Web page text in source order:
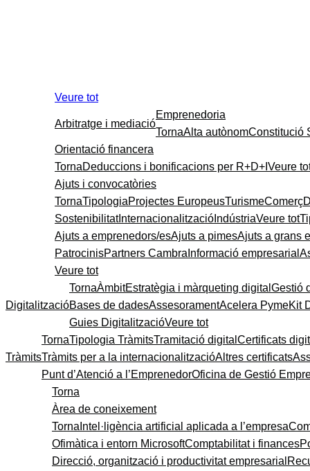
Veure tot
Arbitratge i mediació
Emprenedoria
TornaAlta autònomConstitució
Orientació financera
TornaDeduccions i bonificacions per R+D+I Veure
Ajuts i convocatòries
TornaTipologiaProjectes EuropeusTurismeComerç
SostenibilitatInternacionalització IndústriaVeure tot
Ajuts a emprenedors/esAjuts a pimesAjuts a grans
PatrocinisPartners Cambra Informació empresarial
Veure tot
Digitalització
TornaÀmbitEstratègia i màrqueting digital Gestió
Bases de dadesAssesoramentAcelera PymeKit
Guies DigitalitzacióVeure tot
Tràmits
TornaTipologia TràmitsTramitació digital Certificats
Tràmits per a la internacionalitzacióAltres certificats
Punt d’Atenció a l’EmprenedorOficina de Gestió
Torna
Àrea de coneixement
Torna Intel·ligència artificial aplicada a l’empresa
Ofimàtica i entorn MicrosoftComptabilitat i finances
Direcció, organització i productivitat empresarial